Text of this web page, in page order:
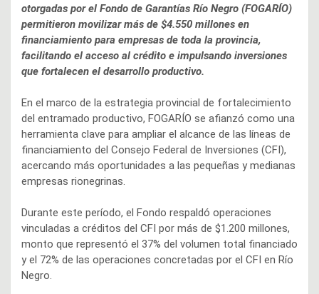
otorgadas por el Fondo de Garantías Río Negro (FOGARÍO)
permitieron movilizar más de $4.550 millones en
financiamiento para empresas de toda la provincia,
facilitando el acceso al crédito e impulsando inversiones
que fortalecen el desarrollo productivo.
En el marco de la estrategia provincial de fortalecimiento
del entramado productivo, FOGARÍO se afianzó como una
herramienta clave para ampliar el alcance de las líneas de
financiamiento del Consejo Federal de Inversiones (CFI),
acercando más oportunidades a las pequeñas y medianas
empresas rionegrinas.
Durante este período, el Fondo respaldó operaciones
vinculadas a créditos del CFI por más de $1.200 millones,
monto que representó el 37% del volumen total financiado
y el 72% de las operaciones concretadas por el CFI en Río
Negro.